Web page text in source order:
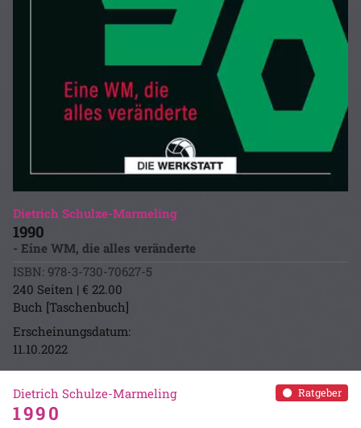
Dietrich Schulze-Marmeling
1990
- Eine WM, die alles veränderte
ISBN: 978-3-730-70627-5
240 Seiten | € 22.00
Buch [Taschenbuch]
Erscheinungsdatum:
11.10.2022
Ratgeber
Dietrich Schulze-Marmeling
1990